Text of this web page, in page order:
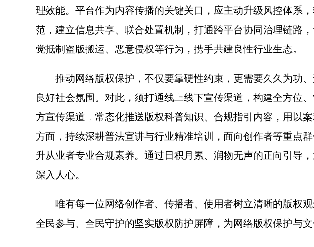
理效能。平台作为内容传播的关键关口，应主动升级风控体系
范，建立信息共享、联合处置机制，打通跨平台协同治理链路
觉抵制盗版搬运、恶意侵权等行为，携手共建良性行业生态。
推动网络版权保护，不仅要靠硬性约束，更需要久久为功、
良好社会氛围。对此，须打通线上线下宣传渠道，构建全方位
方宣传渠道，常态化推送版权科普知识、合规指引内容，用以
方面，持续深耕普法宣讲与行业精准培训，面向创作者等重点
升从业者专业合规素养。通过日积月累、润物无声的正向引导
深入人心。
唯有每一位网络创作者、传播者、使用者树立清晰的版权观
全民参与、全民守护的坚实版权防护屏障，为网络版权保护与文